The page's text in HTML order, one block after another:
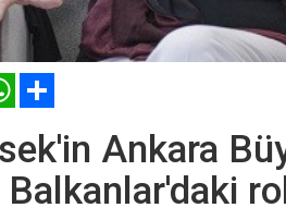
WhatsApp
Ankara